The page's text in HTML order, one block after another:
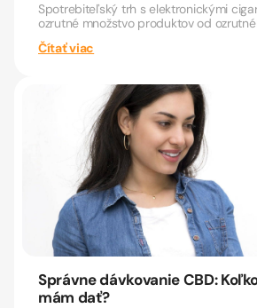
Spotrebiteľský trh s elektronickými
ozrutné množstvo produktov od
výrobcov....
Čítať viac
Správne dávkovanie CBD:
mám dať?